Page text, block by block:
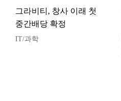
그라비티, 창사 이래 첫
중간배당 확정
IT/과학